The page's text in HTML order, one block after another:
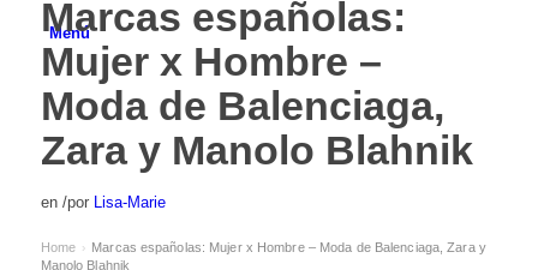
Menú
Marcas españolas:
Mujer x Hombre –
Moda de Balenciaga,
Zara y Manolo Blahnik
en /por Lisa-Marie
Home › Marcas españolas: Mujer x Hombre – Moda de Balenciaga, Zara y
Manolo Blahnik